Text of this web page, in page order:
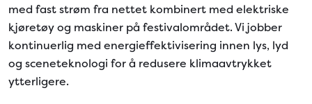
med fast strøm fra nettet kombinert med elektriske
kjøretøy og maskiner på festivalområdet. Vi jobber
kontinuerlig med energieffektivisering innen lys, lyd
og sceneteknologi for å redusere klimaavtrykket
ytterligere.